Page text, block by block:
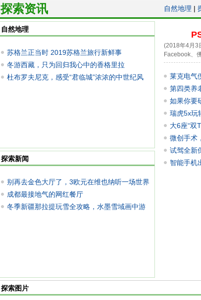
探索资讯 自然地理 |
自然地理
苏格兰正当时 2019苏格兰旅行新鲜事
冬游西藏，只为回归我心中的香格里拉
杜布罗夫尼克，感受“君临城”浓浓的中世纪风
探索新闻
别再去金色大厅了，3欧元在维也纳听一场世界
级成都最接地气的网红餐厅
冬季新疆那拉提玩雪全攻略，水墨雪域画中游
(2018年4月3
Facebook、
莱克电气
第四类养
如果你要
然科研
瑞虎5x玩
大6座“双
微创手术
试驾全新
智能手机
探索图片